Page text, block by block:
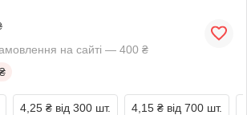
на сайті — 400 ₴
4,25 ₴ від 300 шт. 4,15 ₴ від 700 шт.